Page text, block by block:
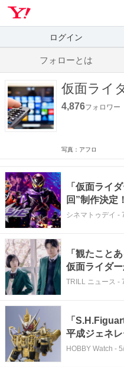
ログイン
フォローとは
仮面ライ
4,876フォロワー
写真：アフロ
「仮面ライ
回”制作決定
です」
シネマトゥデイ -
「観たこと
仮面ライダ
視聴者も引き
TRILL ニュース -
「
平成ジェネ
29日16時よ
HOBBY Watch -